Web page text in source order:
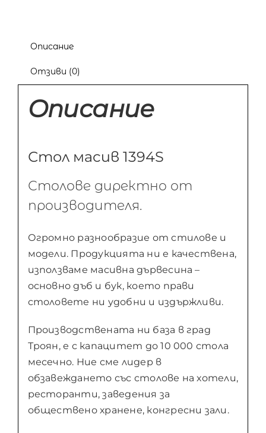
Описание
Отзиви (0)
Описание
Стол масив 1394S
Столове директно от
производителя.
Огромно разнообразие от стилове и
модели. Продукцията ни е качествена,
използваме масивна дървесина –
основно дъб и бук, което прави
столовете ни удобни и издържливи.
Производствената ни база в град
Троян, е с капацитет до 10 000 стола
месечно. Ние сме лидер в
обзавеждането със столове на хотели,
ресторанти, заведения за
обществено хранене, конгресни зали.